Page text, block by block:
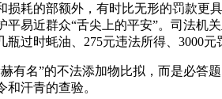
损耗的部额外，有时比无形的罚款更
平易近群众“舌尖上的平安”。司法
过时蚝油、275元违法所得、3000
名”的不法添加物比拟，而是必答
汗青的查验。